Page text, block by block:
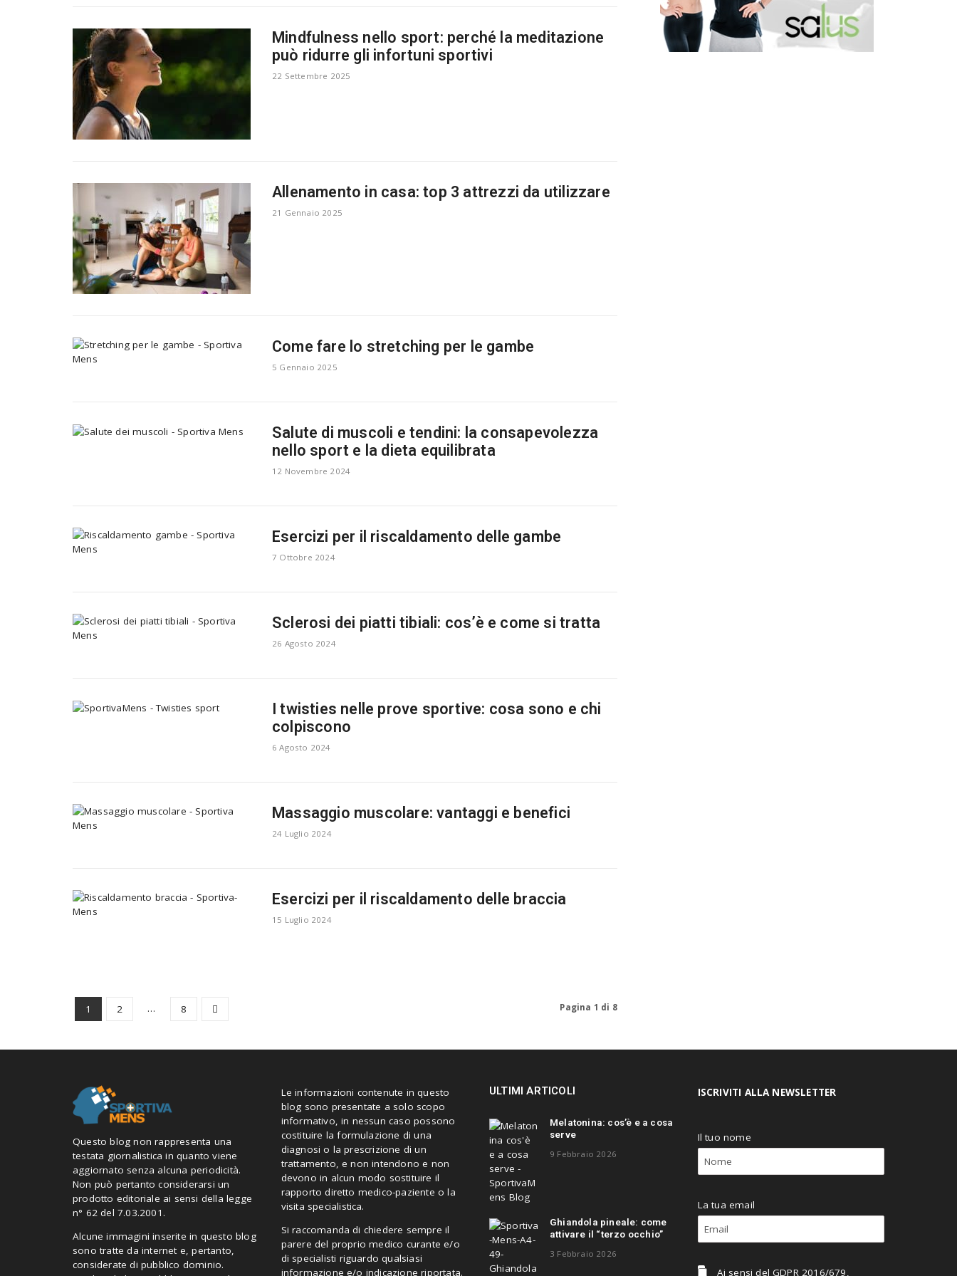
Mindfulness nello sport: perché la meditazione
può ridurre gli infortuni sportivi
22 Settembre 2025
Allenamento in casa: top 3 attrezzi da utilizzare
21 Gennaio 2025
Come fare lo stretching per le gambe
5 Gennaio 2025
Salute di muscoli e tendini: la consapevolezza
nello sport e la dieta equilibrata
12 Novembre 2024
Esercizi per il riscaldamento delle gambe
7 Ottobre 2024
Sclerosi dei piatti tibiali: cos’è e come si tratta
26 Agosto 2024
I twisties nelle prove sportive: cosa sono e chi
colpiscono
6 Agosto 2024
Massaggio muscolare: vantaggi e benefici
24 Luglio 2024
Esercizi per il riscaldamento delle braccia
15 Luglio 2024
1 2 … 8 Pagina 1 di 8
Questo blog non rappresenta una
testata giornalistica in quanto viene
aggiornato senza alcuna periodicità.
Non può pertanto considerarsi un
prodotto editoriale ai sensi della legge
n° 62 del 7.03.2001.
Alcune immagini inserite in questo blog
sono tratte da internet e, pertanto,
considerate di pubblico dominio.
Le informazioni contenute in questo
blog sono presentate a solo scopo
informativo, in nessun caso possono
costituire la formulazione di una
diagnosi o la prescrizione di un
trattamento, e non intendono e non
devono in alcun modo sostituire il
rapporto diretto medico-paziente o la
visita specialistica.
Si raccomanda di chiedere sempre il
parere del proprio medico curante e/o
di specialisti riguardo qualsiasi
informazione e/o indicazione riportata.
ULTIMI ARTICOLI
Melatonina: cos’è e a cosa
serve
9 Febbraio 2026
Ghiandola pineale: come
attivare il “terzo occhio”
3 Febbraio 2026
ISCRIVITI ALLA NEWSLETTER
Il tuo nome
La tua email
Ai sensi del GDPR 2016/679,